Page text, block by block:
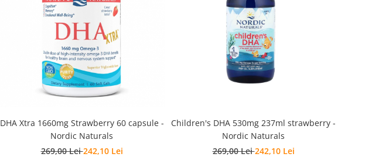
DHA Xtra 1660mg Strawberry 60 capsule -
Nordic Naturals
269,00 Lei242,10 Lei
Children's DHA 530mg 237ml strawberry -
Nordic Naturals
269,00 Lei242,10 Lei